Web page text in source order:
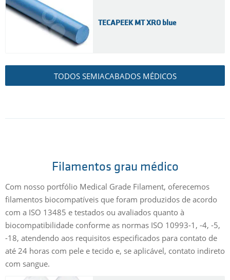
TECAPEEK MT XRO blue
TODOS SEMIACABADOS MÉDICOS
Filamentos grau médico
Com nosso portfólio Medical Grade Filament, oferecemos
filamentos biocompatíveis que foram produzidos de acordo
com a ISO 13485 e testados ou avaliados quanto à
biocompatibilidade conforme as normas ISO 10993-1, -4, -5,
-18, atendendo aos requisitos especificados para contato de
até 24 horas com pele e tecido e, se aplicável, contato indireto
com sangue.